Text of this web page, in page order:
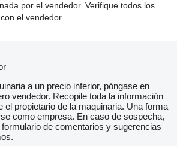
por el vendedor. Verifique todos los
el vendedor.
a un precio inferior, póngase en
vendedor. Recopile toda la información
el propietario de la maquinaria. Una forma
como empresa. En caso de sospecha,
de comentarios y sugerencias